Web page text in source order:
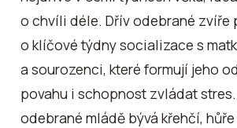
o chvíli déle. Dřív odebrané zvíře
o klíčové týdny socializace s
a sourozenci, které formují jeho
povahu i schopnost zvládat
odebrané mládě bývá křehčí,